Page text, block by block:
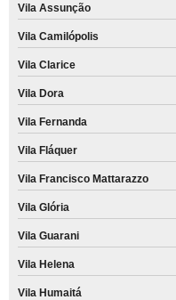
Vila Assunção
Vila Camilópolis
Vila Clarice
Vila Dora
Vila Fernanda
Vila Fláquer
Vila Francisco Mattarazzo
Vila Glória
Vila Guarani
Vila Helena
Vila Humaitá